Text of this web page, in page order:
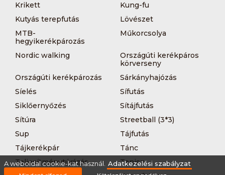
Krikett
Kung-fu
Kutyás terepfutás
Lövészet
MTB-
hegyikerékpározás
Műkorcsolya
Nordic walking
Országúti kerékpáros
körverseny
Országúti kerékpározás
Sárkányhajózás
Síelés
Sífutás
Siklőernyőzés
Sítájfutás
Sítúra
Streetball (3*3)
Sup
Tájfutás
Tájkerékpár
Tánc
Teljesítménytúrázás
Tenisz
A weboldal cookie-kat használ. Adatkezelési szabályzat